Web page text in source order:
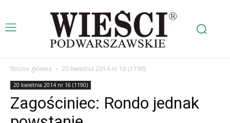
Strona główna 20 kwietnia 2014 nr 16 (1190)
20 kwietnia 2014 nr 16 (1190)
Zagościniec: Rondo jednak